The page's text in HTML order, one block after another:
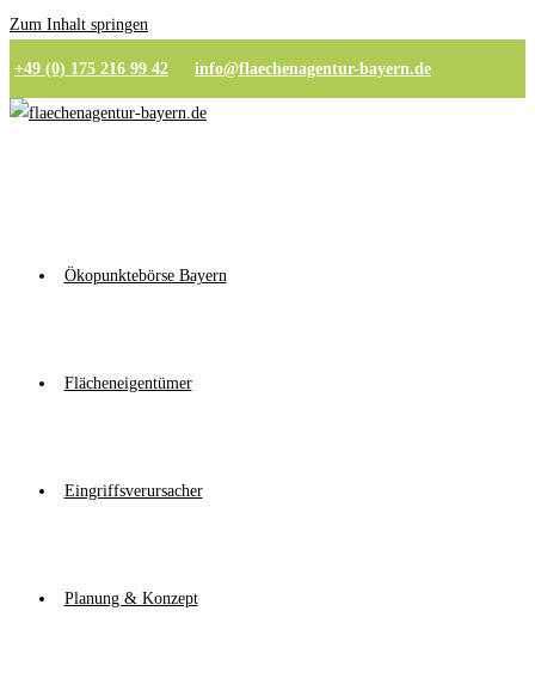
Zum Inhalt springen
+49 (0) 175 216 99 42 info@flaechenagentur-bayern.de
Ökopunktebörse Bayern
Flächeneigentümer
Eingriffsverursacher
Planung & Konzept